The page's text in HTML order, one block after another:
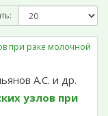
А.С. и др.
узлов при